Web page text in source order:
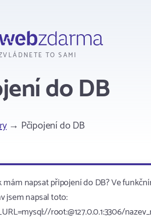
TO SAMI
do DB
→ Pčipojení do DB
mám napsat připojení do DB? Ve
jsem napsal toto:
root:@127.0.0.1:3306/